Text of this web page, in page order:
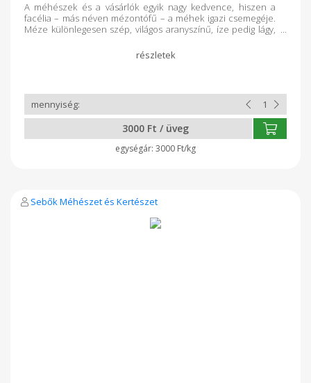
A méhészek és a vásárlók egyik nagy kedvence, hiszen a
facélia – más néven mézontófű – a méhek igazi csemegéje.
Méze különlegesen szép, világos aranyszínű, íze pedig lágy,
egyedi karaktere miatt sokak számára hamar a kedvenc
mézfajtává válik. Facélia mézünk lassan kristályosodik, így
sütemények és gyümölcsös desszertek természetes
édesítőjeként is kiváló. Könnyed ízvilága miatt gyerekeknek is
ajánlott, akik most ismerkednek a mézek világával. Ez a méz
nemcsak finom, hanem különösen gazdag vitaminokban és
ásványi anyagokban, így a mindennapi egészséges étrend
3000 Ft / üveg
3000 Ft/kg
Sebők Méhészet és Kertészet